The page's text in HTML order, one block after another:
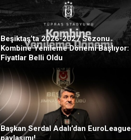
Beşiktaş’ta 2026-2027 Sezonu
Kombine Yenileme Dönemi Başlıyor:
Fiyatlar Belli Oldu
Başkan Serdal Adalı’dan EuroLeague
paylaşımı!